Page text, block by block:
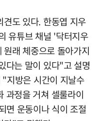
도 있다. 한동엽 지우
유튜브 채널 '닥터지우
래 체중으로 돌아가지
다는 말이 있다"고 설명
지방은 시간이 지날수
과정을 거쳐 셀룰라이
면 운동이나 식이 조절